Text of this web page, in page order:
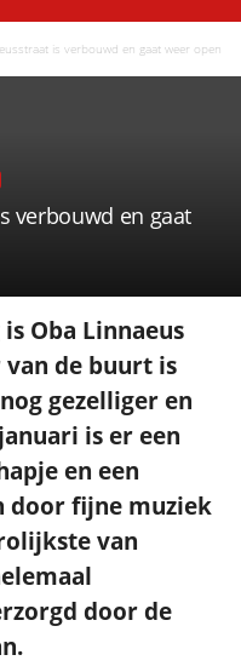
is verbouwd en gaat weer open
verbouwd en gaat
Oba Linnaeus
de buurt is
gezelliger en
is er een
en een
door fijne muziek
van
door de